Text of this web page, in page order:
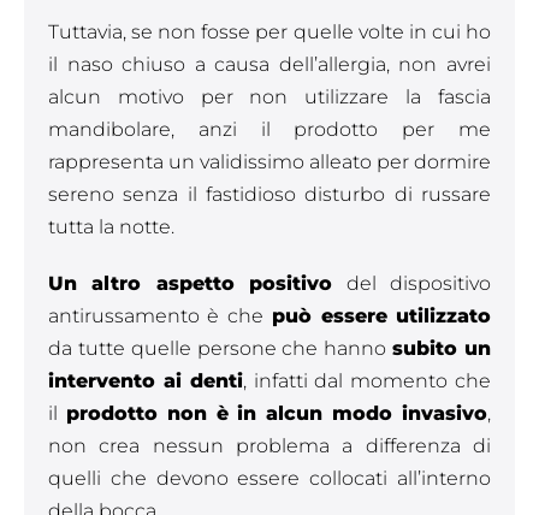
Tuttavia, se non fosse per quelle volte in cui ho
il naso chiuso a causa dell’allergia, non avrei
alcun motivo per non utilizzare la fascia
mandibolare, anzi il prodotto per me
rappresenta un validissimo alleato per dormire
sereno senza il fastidioso disturbo di russare
tutta la notte.
Un altro aspetto positivo del dispositivo
antirussamento è che può essere utilizzato
da tutte quelle persone che hannosubito un
intervento ai denti, infatti dal momento che
il prodotto non è in alcun modo invasivo,
non crea nessun problema a differenza di
quelli che devono essere collocati all’interno